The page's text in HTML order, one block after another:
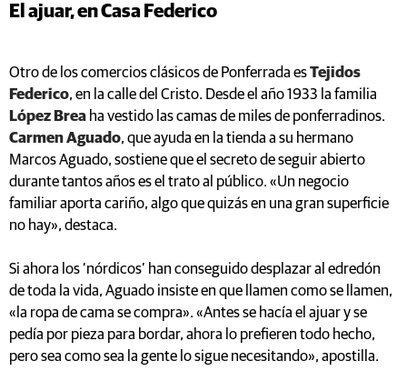
El ajuar, en Casa Federico
Otro de los comercios clásicos de Ponferrada esTejidos
Federico, en la calle del Cristo. Desde el año 1933 la familia
López Brea ha vestido las camas de miles de ponferradinos.
Carmen Aguado, que ayuda en la tienda a su hermano
Marcos Aguado, sostiene que el secreto de seguir abierto
durante tantos años es el trato al público. «Un negocio
familiar aporta cariño, algo que quizás en una gran superficie
no hay», destaca.
Si ahora los ‘nórdicos’ han conseguido desplazar al edredón
de toda la vida, Aguado insiste en que llamen como se llamen,
«la ropa de cama se compra». «Antes se hacía el ajuar y se
pedía por pieza para bordar, ahora lo prefieren todo hecho,
pero sea como sea la gente lo sigue necesitando», apostilla.